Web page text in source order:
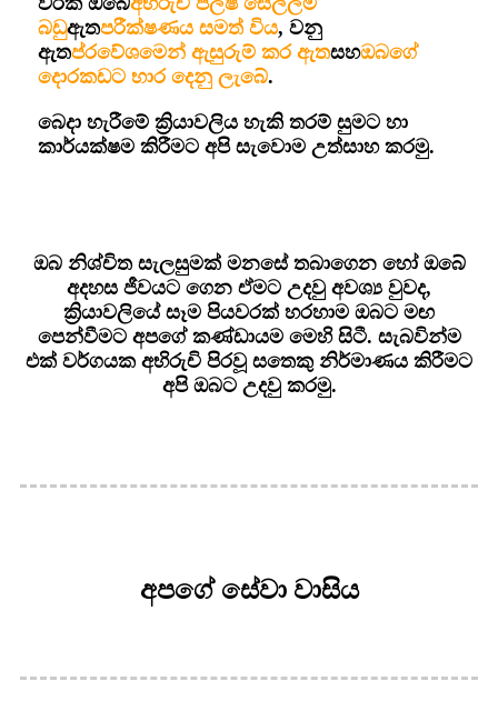
බඩුඇතපරීක්ෂණය සමත් විය, වනු
ඇතප්රවේශමෙන් ඇසුරුම් කර ඇතසහඔබගේ
දොරකඩට භාර දෙනු ලැබේ.
බෙදා හැරීමේ ක්‍රියාවලිය හැකි තරම් සුමට හා
කාර්යක්ෂම කිරීමට අපි සැවොම උත්සාහ කරමු.
ඔබ නිශ්චිත සැලසුමක් මනසේ තබාගෙන හෝ ඔබේ
අදහස ජීවයට ගෙන ඒමට උදවු අවශ්‍ය වුවද,
ක්‍රියාවලියේ සෑම පියවරක් හරහාම ඔබට මඟ
පෙන්වීමට අපගේ කණ්ඩායම මෙහි සිටී. සැබවින්ම
එක් වර්ගයක අභිරුචි පිරවූ සතෙකු නිර්මාණය කිරීමට
අපි ඔබට උදවු කරමු.
අපගේ සේවා වාසිය